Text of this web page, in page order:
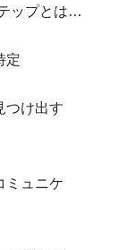
ップとは…
定
つけ出す
ミュニケ